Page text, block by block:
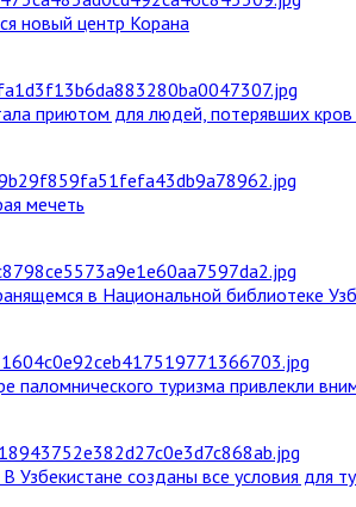
новый центр Корана
приютом для людей, потерявших кров
мечеть
в Национальной библиотеке
паломнического туризма привлекли
Узбекистане созданы все условия для